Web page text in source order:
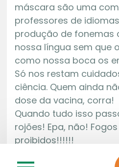
máscara são uma
professores de
produção de fonemas
nossa língua sem que
como nossa boca os
Só nos restam
ciência. Quem ainda
dose da vacina, corra!
Quando tudo isso
rojões! Epa, não!
proibidos!!!!!!
Sonia Regina P. G.